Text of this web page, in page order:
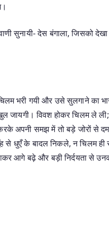
सुनायी- देस बंगाला, जिसको
भरी गयी और उसे सुलगाने का
विवश होकर चिलम ले
अपनी समझ में तो बड़े जोरों से
धुएँ के बादल निकले, न चिलम ही
आगे बढ़े और बड़ी निर्दयता से